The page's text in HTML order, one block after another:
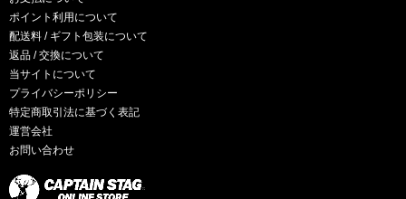
ポイント利用について
配送料 / ギフト包装について
返品 / 交換について
当サイトについて
プライバシーポリシー
特定商取引法に基づく表記
運営会社
お問い合わせ